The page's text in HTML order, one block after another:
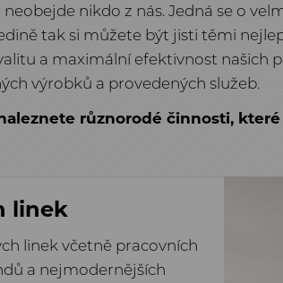
neobejde nikdo z nás. Jedná se o
tak si můžete být jisti těmi
a maximální efektivnost našich
výrobků a provedených služeb.
různorodé činnosti,
linek
linek včetně pracovních
a nejmodernějších